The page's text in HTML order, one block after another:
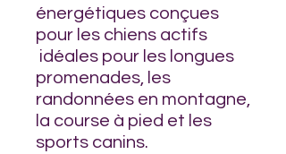
énergétiques conçues
pour les chiens actifs
idéales pour les longues
promenades, les
randonnées en montagne,
la course à pied et les
sports canins.